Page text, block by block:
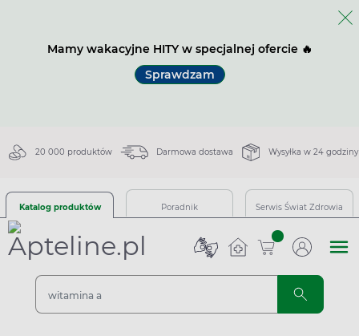
Mamy wakacyjne HITY w specjalnej ofercie 🔥
Sprawdzam
20 000 produktów Darmowa dostawa Wysyłka w 24 godziny
Katalog produktów Poradnik Serwis Świat Zdrowia
sztuk